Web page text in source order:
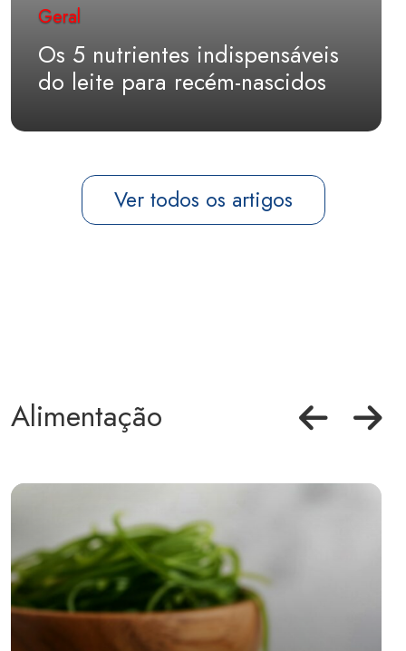
Geral
Os 5 nutrientes indispensáveis
do leite para recém-nascidos
Ver todos os artigos
Alimentação